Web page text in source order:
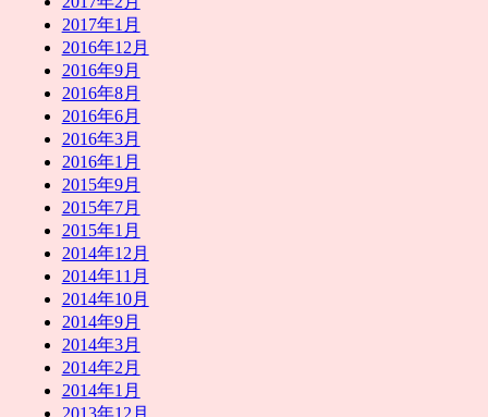
2017年1月
2016年12月
2016年9月
2016年8月
2016年6月
2016年3月
2016年1月
2015年9月
2015年7月
2015年1月
2014年12月
2014年11月
2014年10月
2014年9月
2014年3月
2014年2月
2014年1月
2013年12月